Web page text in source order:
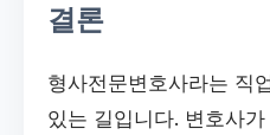
결론
형사전문변호사라는 직
있는 길입니다. 변호사